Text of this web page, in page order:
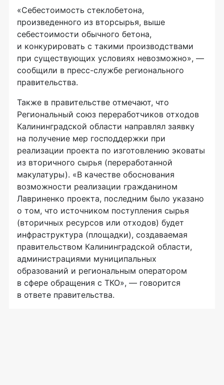
«Себестоимость стеклобетона,
произведенного из вторсырья, выше
себестоимости обычного бетона,
и конкурировать с такими производствами
при существующих условиях невозможно», —
сообщили в пресс-службе регионального
правительства.
Также в правительстве отмечают, что
Региональный союз переработчиков отходов
Калининградской области направлял заявку
на получение мер господдержки при
реализации проекта по изготовлению эковаты
из вторичного сырья (переработанной
макулатуры). «В качестве обоснования
возможности реализации гражданином
Лавриненко проекта, последним было указано
о том, что источником поступления сырья
(вторичных ресурсов или отходов) будет
инфраструктура (площадки), создаваемая
правительством Калининградской области,
администрациями муниципальных
образований и региональным оператором
в сфере обращения с ТКО», — говорится
в ответе правительства.